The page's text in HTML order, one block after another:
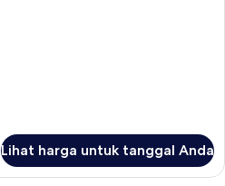
Lihat harga untuk tanggal Anda